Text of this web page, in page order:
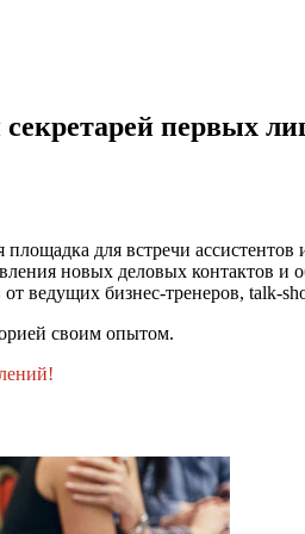
первых
для встречи ассистентов и
новых деловых контактов
ведущих бизнес-тренеров, talk-
своим опытом.